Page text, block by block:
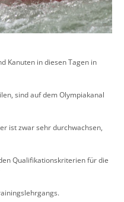
Kanuten in diesen Tagen in
sind auf dem Olympiakanal
ist zwar sehr durchwachsen,
Qualifikationskriterien für die